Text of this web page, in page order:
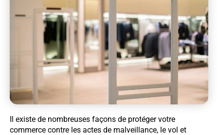
Il existe de nombreuses façons de protéger votre
commerce contre les actes de malveillance, le vol et